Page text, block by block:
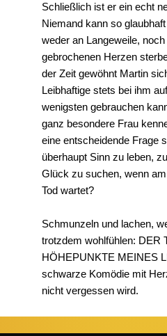
Schließlich ist er ein echt
Niemand kann so
weder an Langeweile,
gebrochenen Herzen
der Zeit gewöhnt Martin
Leibhaftige stets bei ihm
wenigsten gebrauchen
ganz besondere Frau
eine entscheidende Frage
überhaupt Sinn zu leben,
Glück zu suchen, wenn
Tod wartet?
Schmunzeln und lachen,
trotzdem wohlfühlen: DER
HÖHEPUNKTE MEINES
schwarze Komödie mit
nicht vergessen wird.